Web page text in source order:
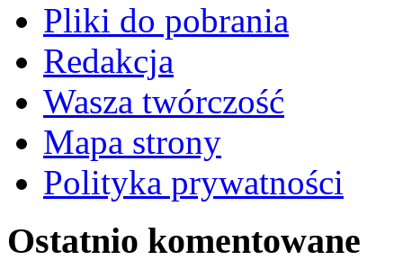
Pliki do pobrania
Redakcja
Wasza twórczość
Mapa strony
Polityka prywatności
Ostatnio komentowane